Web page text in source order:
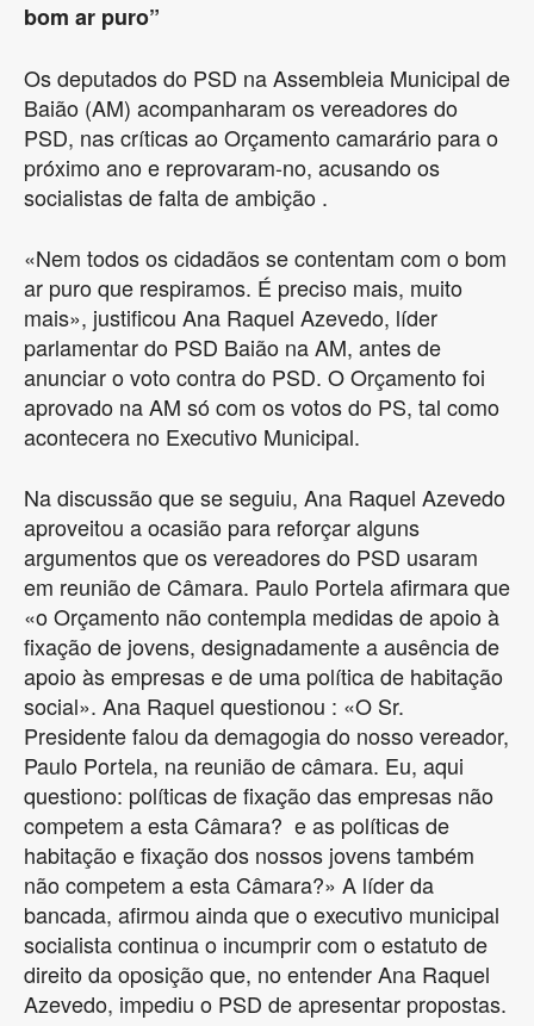
bom ar puro”
Os deputados do PSD na Assembleia Municipal de
Baião (AM) acompanharam os vereadores do
PSD, nas críticas ao Orçamento camarário para o
próximo ano e reprovaram-no, acusando os
socialistas de falta de ambição .
«Nem todos os cidadãos se contentam com o bom
ar puro que respiramos. É preciso mais, muito
mais», justificou Ana Raquel Azevedo, líder
parlamentar do PSD Baião na AM, antes de
anunciar o voto contra do PSD. O Orçamento foi
aprovado na AM só com os votos do PS, tal como
acontecera no Executivo Municipal.
Na discussão que se seguiu, Ana Raquel Azevedo
aproveitou a ocasião para reforçar alguns
argumentos que os vereadores do PSD usaram
em reunião de Câmara. Paulo Portela afirmara que
«o Orçamento não contempla medidas de apoio à
fixação de jovens, designadamente a ausência de
apoio às empresas e de uma política de habitação
social». Ana Raquel questionou : «O Sr.
Presidente falou da demagogia do nosso vereador,
Paulo Portela, na reunião de câmara. Eu, aqui
questiono: políticas de fixação das empresas não
competem a esta Câmara? e as políticas de
habitação e fixação dos nossos jovens também
não competem a esta Câmara?» A líder da
bancada, afirmou ainda que o executivo municipal
socialista continua o incumprir com o estatuto de
direito da oposição que, no entender Ana Raquel
Azevedo, impediu o PSD de apresentar propostas.